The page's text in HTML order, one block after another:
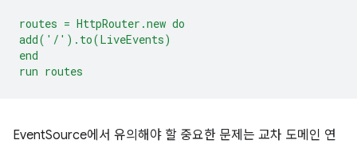
routes = HttpRouter.new do
add('/').to(LiveEvents)
end
run routes
EventSource에서 유의해야 할 중요한 문제는 교차 도메인 연